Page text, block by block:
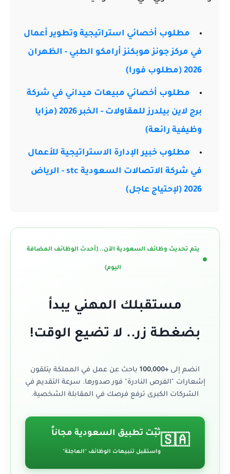
مطلوب أخصائي استراتيجية وتطوير أعمال
في مركز جونز هوبكنز أرامكو الطبي - الظهران
2026 (مطلوب فورا)
مطلوب أخصائي مبيعات ميداني في شركة
برج لاين بيلدرز للمقاولات - الخبر 2026 (مزايا
وظيفية رائعة)
مطلوب خبير الإدارة الاستراتيجية للأعمال
في شركة الاتصالات السعودية stc - الرياض
2026 (لإحتياج عاجل)
يتم تحديث وظائف السعودية الآن.. (أحدث الوظائف المضافة
اليوم)
مستقبلك المهني يبدأ
بضغطة زر.. لا تضيع الوقت!
انضم إلى +100,000
باحث عن عمل في المملكة يتلقون
إشعارات "الفرص النادرة" فور صدورها. سرعة التقديم في
الشركات الكبرى ترفع فرصك في المقابلة الشخصية.
🇸🇦
ثبّت تطبيق السعودية مجاناً
واستقبل تنبيهات الوظائف "العاجلة"